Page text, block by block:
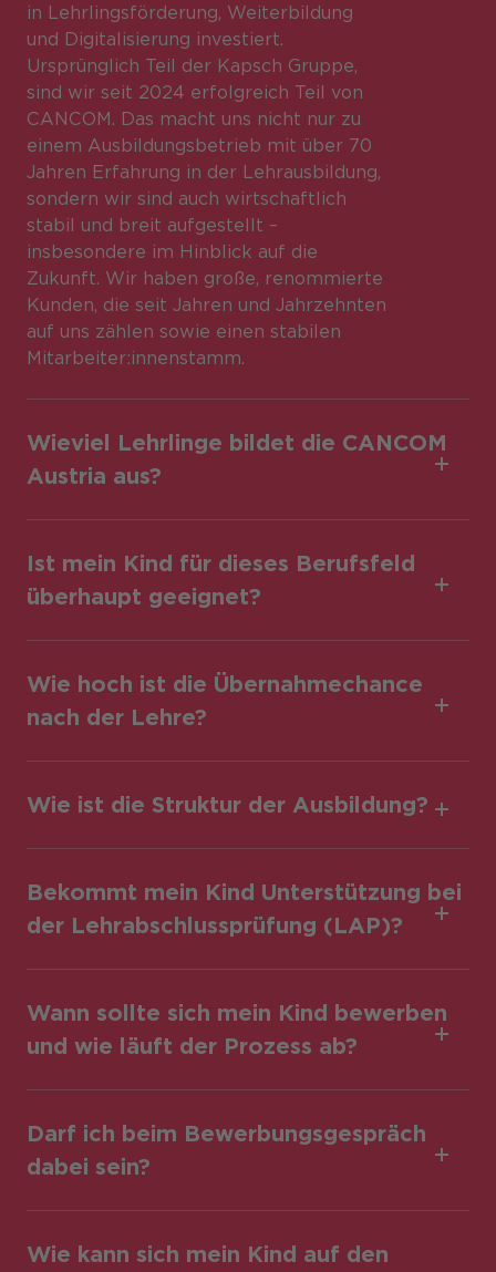
in Lehrlingsförderung, Weiterbildung
und Digitalisierung investiert.
Ursprünglich Teil der Kapsch Gruppe,
sind wir seit 2024 erfolgreich Teil von
CANCOM. Das macht uns nicht nur zu
einem Ausbildungsbetrieb mit über 70
Jahren Erfahrung in der Lehrausbildung,
sondern wir sind auch wirtschaftlich
stabil und breit aufgestellt –
insbesondere im Hinblick auf die
Zukunft. Wir haben große, renommierte
Kunden, die seit Jahren und Jahrzehnten
auf uns zählen sowie einen stabilen
Mitarbeiter:innenstamm.
Wieviel Lehrlinge bildet die CANCOM
Austria aus?
Ist mein Kind für dieses Berufsfeld
überhaupt geeignet?
Wie hoch ist die Übernahmechance
nach der Lehre?
Wie ist die Struktur der Ausbildung?
Bekommt mein Kind Unterstützung bei
der Lehrabschlussprüfung (LAP)?
Wann sollte sich mein Kind bewerben
und wie läuft der Prozess ab?
Darf ich beim Bewerbungsgespräch
dabei sein?
Wie kann sich mein Kind auf den